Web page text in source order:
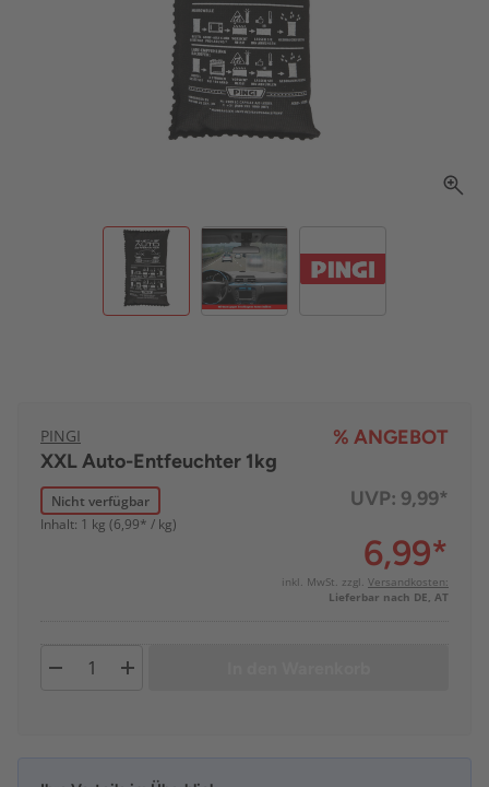
PINGI
% ANGEBOT
XXL Auto-Entfeuchter 1kg
Nicht verfügbar
Inhalt: 1 kg (6,99* / kg)
UVP: 9,99*
6,99*
inkl. MwSt. zzgl. Versandkosten:
Lieferbar nach DE, AT